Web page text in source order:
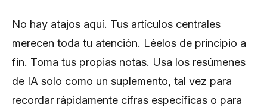
No hay atajos aquí. Tus artículos centrales
merecen toda tu atención. Léelos de principio a
fin. Toma tus propias notas. Usa los resúmenes
de IA solo como un suplemento, tal vez para
recordar rápidamente cifras específicas o para